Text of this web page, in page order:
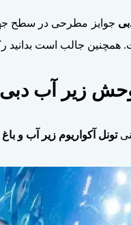
جوایز مطرحی در سطح
جالب است بدانید
وحش زیر آب دبی
تونل آکواریوم زیر آب و